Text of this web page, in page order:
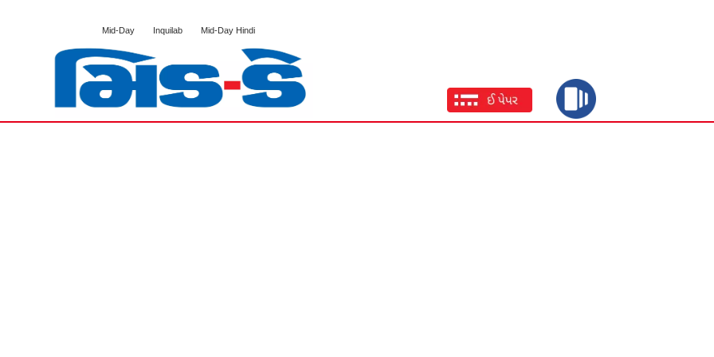
Mid-Day Inquilab Mid-Day Hindi